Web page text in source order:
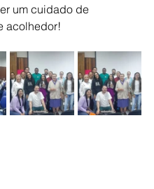
um cuidado de
acolhedor!